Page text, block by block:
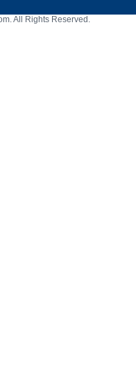
All Rights Reserved.